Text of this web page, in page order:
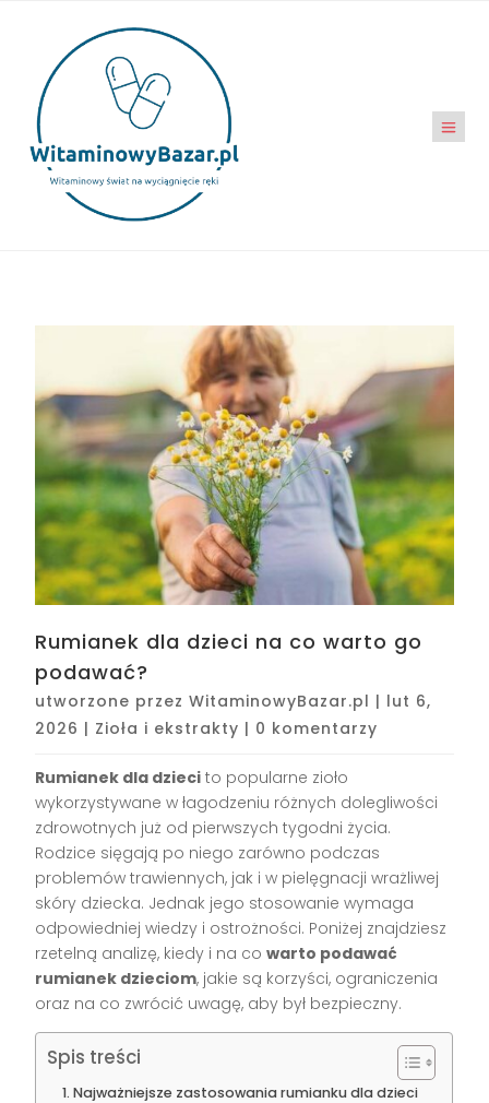
Rumianek dla dzieci na co warto go
podawać?
utworzone przezWitaminowyBazar.pl | lut 6,
2026 | Zioła i ekstrakty | 0 komentarzy
Rumianek dla dzieci to popularne zioło
wykorzystywane w łagodzeniu różnych dolegliwości
zdrowotnych już od pierwszych tygodni życia.
Rodzice sięgają po niego zarówno podczas
problemów trawiennych, jak i w pielęgnacji wrażliwej
skóry dziecka. Jednak jego stosowanie wymaga
odpowiedniej wiedzy i ostrożności. Poniżej znajdziesz
rzetelną analizę, kiedy i na cowarto podawać
rumianek dzieciom, jakie są korzyści, ograniczenia
oraz na co zwrócić uwagę, aby był bezpieczny.
Spis treści
Najważniejsze zastosowania rumianku dla dzieci